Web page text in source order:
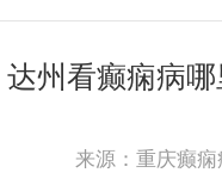
达州看癫痫病
来源：重庆癫痫